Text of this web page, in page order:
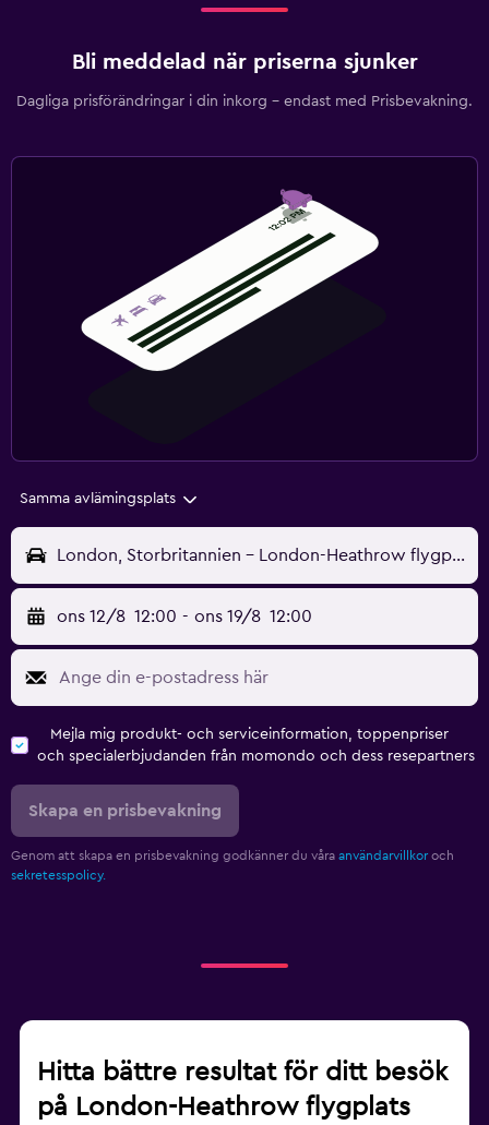
Bli meddelad när priserna sjunker
Dagliga prisförändringar i din inkorg – endast med Prisbevakning.
Samma avlämingsplats
London, Storbritannien - London-Heathrow flygplats (LHR)
ons 12/8 12:00 - ons 19/8 12:00
Mejla mig produkt- och serviceinformation, toppenpriser
och specialerbjudanden från momondo och dess resepartners
Skapa en prisbevakning
Genom att skapa en prisbevakning godkänner du våra användarvillkor och
sekretesspolicy.
Hitta bättre resultat för ditt besök
på London-Heathrow flygplats